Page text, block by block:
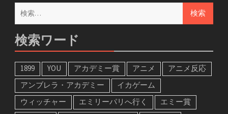
検
索:
検索ワード
1899 YOU アカデミー賞 アニメ
アニメ反応
アンブレラ・アカデミー
イカゲーム
ウィッチャー
エミリーパリへ行く
エミー賞